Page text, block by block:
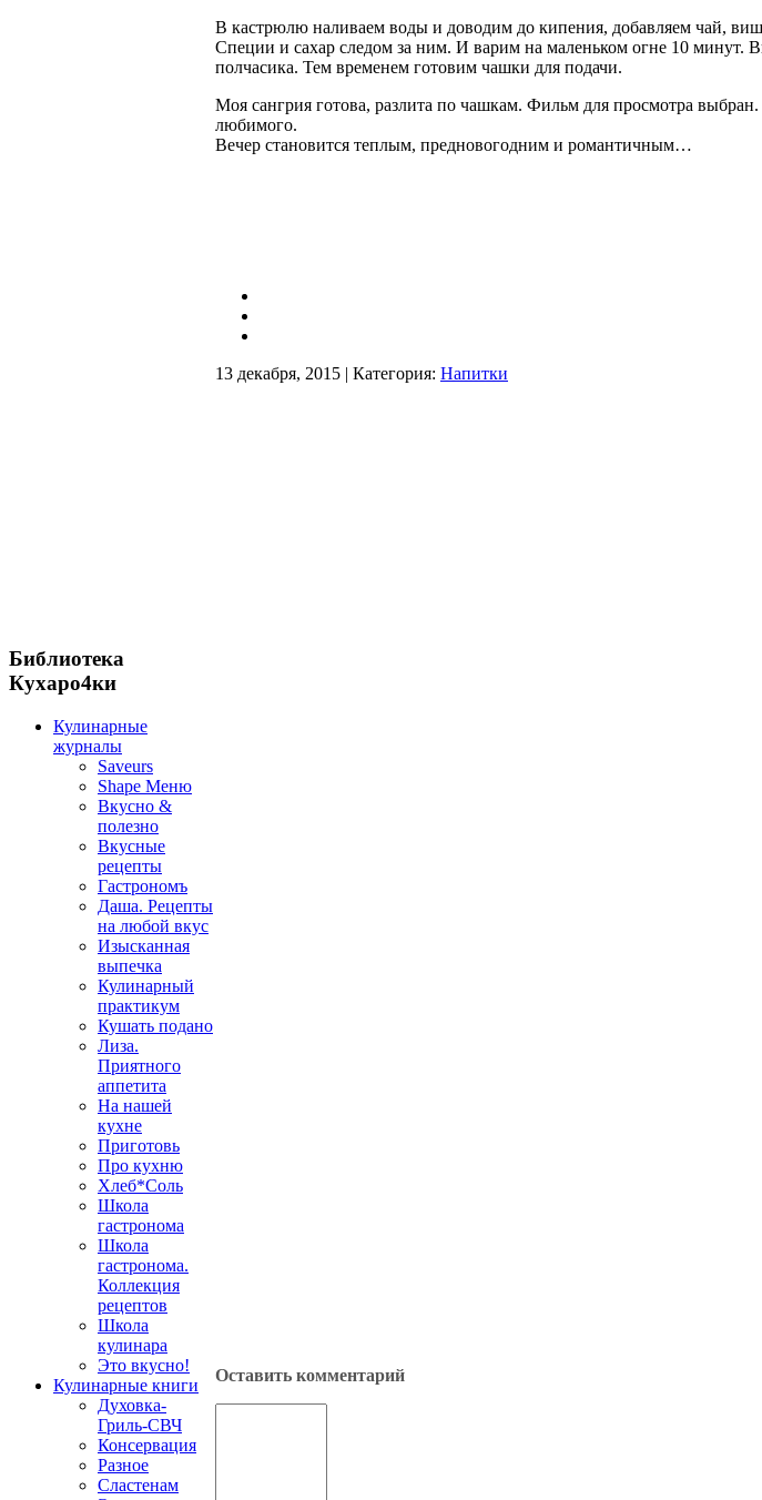
Библиотека
Кухаро4ки
Кулинарные
журналы
Saveurs
Shape Меню
Вкусно &
полезно
Вкусные
рецепты
Гастрономъ
Даша. Рецепты
на любой вкус
Изысканная
выпечка
Кулинарный
практикум
Кушать подано
Лиза.
Приятного
аппетита
На нашей
кухне
Приготовь
Про кухню
Хлеб*Соль
Школа
гастронома
Школа
гастронома.
Коллекция
рецептов
Школа
кулинара
Это вкусно!
Кулинарные книги
Духовка-
Гриль-СВЧ
Консервация
Разное
Сластенам
В кастрюлю наливаем воды и доводим до кипения, добавляем чай,
Специи и сахар следом за ним. И варим на маленьком огне 10 минут.
полчасика. Тем временем готовим чашки для подачи.
Моя сангрия готова, разлита по чашкам. Фильм для просмотра
любимого.
Вечер становится теплым, предновогодним и романтичным…
13 декабря, 2015 | Категория: Напитки
Оставить комментарий